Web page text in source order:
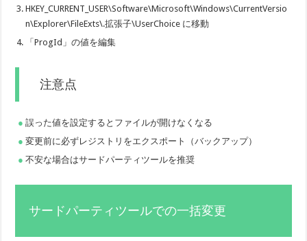
HKEY_CURRENT_USER\Software\Microsoft\Windows\CurrentVersio
n\Explorer\FileExts\.拡張子\UserChoice に移動
「ProgId」の値を編集
注意点
誤った値を設定するとファイルが開けなくなる
変更前に必ずレジストリをエクスポート（バックアップ）
不安な場合はサードパーティツールを推奨
サードパーティツールでの一括変更